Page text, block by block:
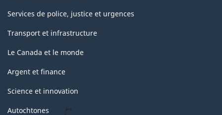
Services de police, justice et urgences
Transport et infrastructure
Le Canada et le monde
Argent et finance
Science et innovation
Autochtones